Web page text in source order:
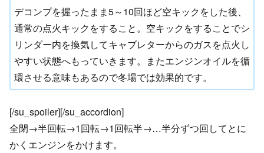
デコンプを握ったまま5～10回ほど空キックをした後、
通常の点火キックをすること。空キックをすることでシ
リンダー内を換気してキャブレターからのガスを点火し
やすい状態へもっていきます。またエンジンオイルを循
環させる意味もあるので冬場では効果的です。
[/su_spoiler][/su_accordion]
全閉→半回転→1回転→1回転半→…半分ずつ回してとに
かくエンジンをかけます。